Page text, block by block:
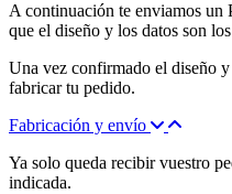
A continuación te enviamos un
que el diseño y los datos son
Una vez confirmado el diseño
fabricar tu pedido.
Fabricación y envío
Ya solo queda recibir vuestro
indicada.